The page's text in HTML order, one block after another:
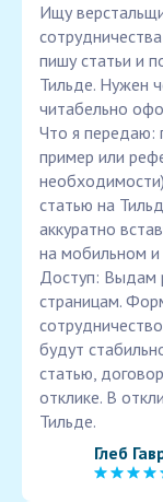
Ищу
пишу статьи и
Тильде. Нужен
читабельно
Что я передаю:
пример или
статью на
аккуратно
на мобильном и
Доступ: Выдам
страницам.
будут
статью,
отклике. В
Тильде.
Глеб